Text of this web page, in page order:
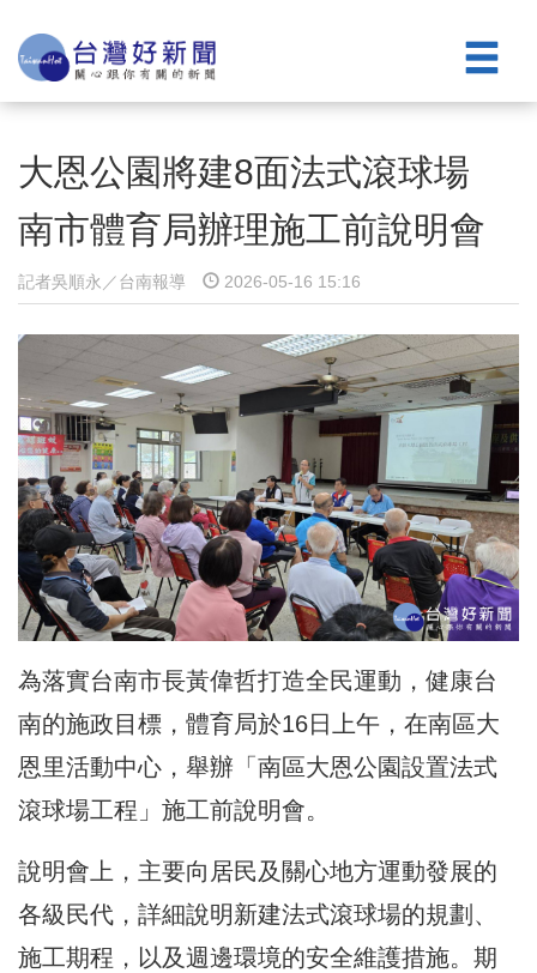
大恩公園將建8面法式滾球場
南市體育局辦理施工前說明會
記者吳順永／台南報導 2026-05-16 15:16
為落實台南市長黃偉哲打造全民運動，健康台
南的施政目標，體育局於16日上午，在南區大
恩里活動中心，舉辦「南區大恩公園設置法式
滾球場工程」施工前說明會。
說明會上，主要向居民及關心地方運動發展的
各級民代，詳細說明新建法式滾球場的規劃、
施工期程，以及週邊環境的安全維護措施。期